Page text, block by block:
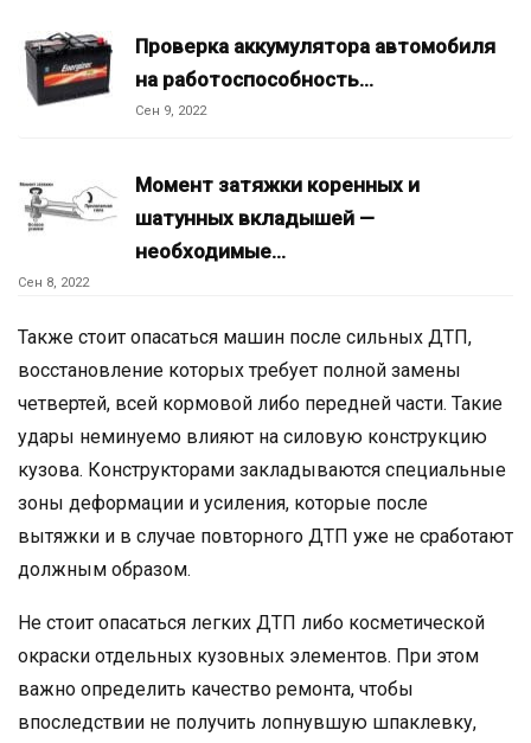
Проверка аккумулятора автомобиля
на работоспособность…
Сен 9, 2022
Момент затяжки коренных и
шатунных вкладышей —
необходимые…
Сен 8, 2022
Также стоит опасаться машин после сильных ДТП,
восстановление которых требует полной замены
четвертей, всей кормовой либо передней части. Такие
удары неминуемо влияют на силовую конструкцию
кузова. Конструкторами закладываются специальные
зоны деформации и усиления, которые после
вытяжки и в случае повторного ДТП уже не сработают
должным образом.
Не стоит опасаться легких ДТП либо косметической
окраски отдельных кузовных элементов. При этом
важно определить качество ремонта, чтобы
впоследствии не получить лопнувшую шпаклевку,